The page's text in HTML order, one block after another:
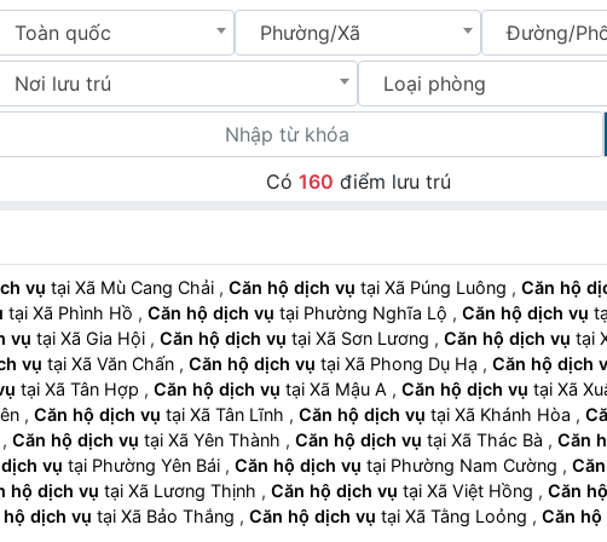
Toàn quốc Phường/Xã Đường/
Nơi lưu trú Loại phòng
Có 160 điểm lưu trú
vụ tại Xã Mù Cang Chải , Căn hộ dịch vụ tại Xã Púng Luông , Căn hộ
tại Xã Phình Hồ , Căn hộ dịch vụ tại Phường Nghĩa Lộ , Căn hộ dịch vụ
vụ tại Xã Gia Hội , Căn hộ dịch vụ tại Xã Sơn Lương , Căn hộ dịch vụ
vụ tại Xã Văn Chấn , Căn hộ dịch vụ tại Xã Phong Dụ Hạ , Căn hộ dịch
tại Xã Tân Hợp , Căn hộ dịch vụ tại Xã Mậu A , Căn hộ dịch vụ tại Xã
, Căn hộ dịch vụ tại Xã Tân Lĩnh , Căn hộ dịch vụ tại Xã Khánh Hòa ,
, Căn hộ dịch vụ tại Xã Yên Thành , Căn hộ dịch vụ tại Xã Thác Bà , Căn
vụ tại Phường Yên Bái , Căn hộ dịch vụ tại Phường Nam Cường ,
hộ dịch vụ tại Xã Lương Thịnh , Căn hộ dịch vụ tại Xã Việt Hồng , Căn
hộ dịch vụ tại Xã Bảo Thắng , Căn hộ dịch vụ tại Xã Tằng Loỏng , Căn hộ